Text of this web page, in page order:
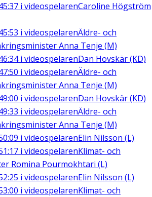
i videospelarenCaroline Högström
i videospelarenÄldre- och
Anna Tenje (M)
i videospelarenDan Hovskär (KD)
i videospelarenÄldre- och
Anna Tenje (M)
i videospelarenDan Hovskär (KD)
i videospelarenÄldre- och
Anna Tenje (M)
i videospelarenElin Nilsson (L)
i videospelarenKlimat- och
Romina Pourmokhtari (L)
i videospelarenElin Nilsson (L)
i videospelarenKlimat- och